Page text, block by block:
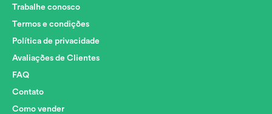
Trabalhe conosco
Termos e condições
Política de privacidade
Avaliações de Clientes
FAQ
Contato
Como vender